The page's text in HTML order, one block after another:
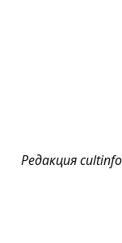
Редакция